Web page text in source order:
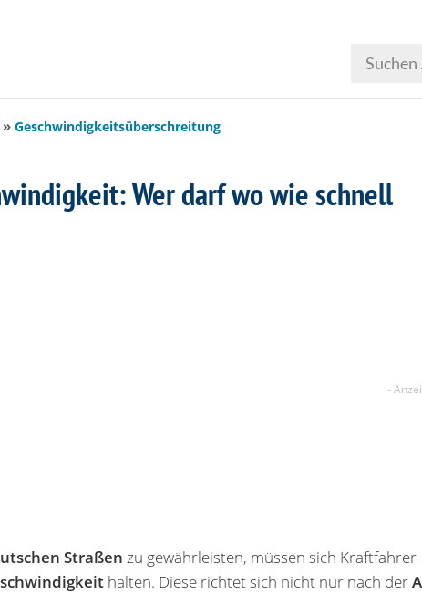
Geschwindigkeitsüberschreitung
Wer darf wo wie schnell
Straßen zu gewährleisten, müssen sich Kraftfahrer
halten. Diese richtet sich nicht nur nach der